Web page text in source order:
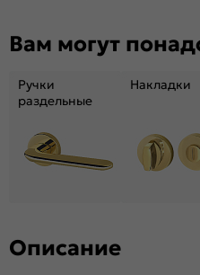
Возможность покраски:
Наличие притвора:
Принадлежности,
необходимые для
установки (не
входит в
Фрезеровка под
Вам могут
Ручки
раздельные
Накладки
Описание